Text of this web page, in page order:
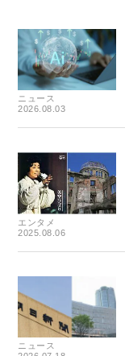
ニュース
2026.08.03
エンタメ
2025.08.06
ニュース